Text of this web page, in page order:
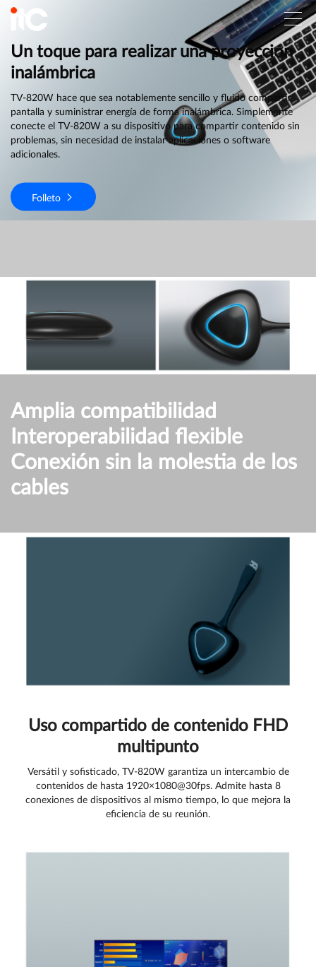
Un toque para realizar una proyección
inalámbrica
TV-820W hace que sea notablemente sencillo y fluido compartir
pantalla y suministrar energía de forma inalámbrica. Simplemente
conecte el TV-820W a su dispositivo para compartir contenido sin
problemas, sin necesidad de instalar aplicaciones o software
adicionales.
Folleto
Amplia compatibilidad
Interoperabilidad flexible
Conexión sin la molestia de los
cables
Uso compartido de contenido FHD
multipunto
Versátil y sofisticado, TV-820W garantiza un intercambio de
contenidos de hasta 1920×1080@30fps. Admite hasta 8
conexiones de dispositivos al mismo tiempo, lo que mejora la
eficiencia de su reunión.